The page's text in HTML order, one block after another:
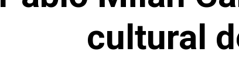
cultural